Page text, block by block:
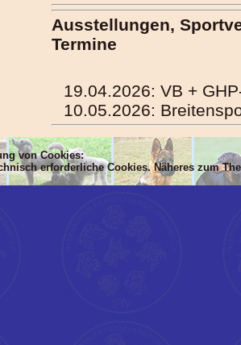
Ausstellungen,
Termine
19.04.2026: VB +
10.05.2026:
von Cookies:
erforderliche Cookies. Näheres zum
mlsTIT, mlAN, mlsBOD